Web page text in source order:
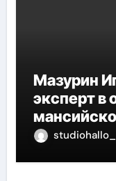
Мазурин
эксперт в
studiohallo_